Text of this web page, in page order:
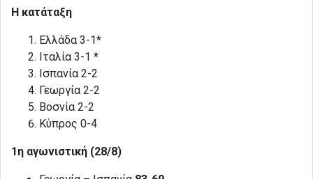
Η κατάταξη
Ελλάδα 3-1*
Ιταλία 3-1 *
Ισπανία 2-2
Γεωργία 2-2
Βοσνία 2-2
Κύπρος 0-4
1η αγωνιστική (28/8)